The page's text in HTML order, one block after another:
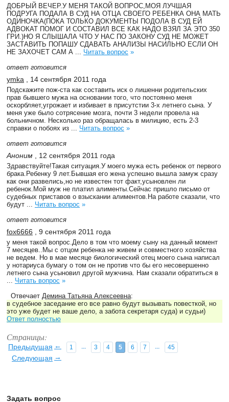
ДОБРЫЙ ВЕЧЕР.У МЕНЯ ТАКОЙ ВОПРОС,МОЯ ЛУЧШАЯ
ПОДРУГА ПОДАЛА В СУД НА ОТЦА СВОЕГО РЕБЕНКА ОНА МАТЬ
ОДИНОЧКА(ПОКА ТОЛЬКО ДОКУМЕНТЫ ПОДОЛА В СУД ЕЙ
АДВОКАТ ПОМОГ И СОСТАВИЛ ВСЕ КАК НАДО ВЗЯЛ ЗА ЭТО 350
ГРИ.)НО Я СЛЫШАЛА ЧТО У НАС ПО ЗАКОНУ СУД НЕ МОЖЕТ
ЗАСТАВИТЬ ПОПАШУ СДАВАТЬ АНАЛИЗЫ НАСИЛЬНО ЕСЛИ ОН
НЕ ЗАХОЧЕТ САМ А ... Читать вопрос »
ответ готовится
ymka , 14 сентября 2011 года
Подскажите пож-ста как составить иск о лишенни родительских
прав бывшего мужа на основании того, что постоянно меня
оскорбляет,угрожает и избивает в присутстии 3-х летнего сына. У
меня уже было сотрясение мозга, почти 3 недели провела на
больничном. Несколько раз обращалась в милицию, есть 2-3
справки о побоях из ... Читать вопрос »
ответ готовится
Аноним , 12 сентября 2011 года
Здравствуйте!Такая ситуация.У моего мужа есть ребенок от первого
брака.Ребенку 9 лет.Бывшая его жена успешно вышла замуж сразу
как они развелись,но не известен тот факт,усыновлен ли
ребенок.Мой муж не платил алименты.Сейчас пришло письмо от
судебных приставов о взыскании алиментов.На работе сказали, что
будут ... Читать вопрос »
ответ готовится
fox6666 , 9 сентября 2011 года
у меня такой вопрос.Дело в том что моему сыну на данный момент
7 месяцев..Мы с отцом ребенка не живем и совместного хозяйства
не ведем. Но в мае месяце биологический отец моего сына написал
у нотариуса бумагу о том он не против что бы его несовершенно
летнего сына усыновил другой мужчина. Нам сказали обратиться в
... Читать вопрос »
Отвечает Демина Татьяна Алексеевна:
в судебное заседание его все равно будут вызывать повесткой, но
это уже будет не ваше дело, а забота секретаря суда) и судьи)
Ответ полностью
Страницы:
←
Предыдущая 1 ... 3 4 5 6 7 ... 45
Следующая →
Задать вопрос